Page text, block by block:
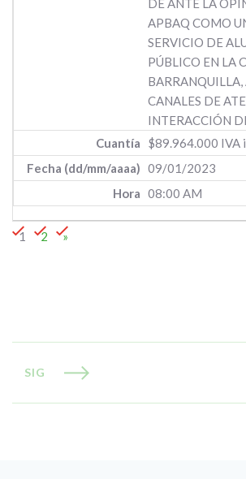
DÉ ANTE LA
APBAQ COMO
SERVICIO DE
PÚBLICO EN LA
BARRANQUILLA,
CANALES DE
INTERACCIÓN
$89.964.000 IVA
09/01/2023
08:00 AM
1 2 »
SIG